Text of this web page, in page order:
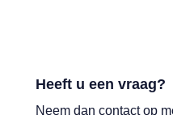
Heeft u een vraag?
Neem dan contact op